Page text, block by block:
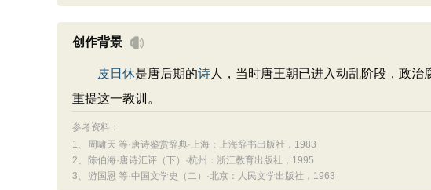
创作背景
皮日休是唐后期的诗人，当时唐王朝已进入动乱阶段，政
重提这一教训。
参考资料：
1、
周啸天 等·唐诗鉴赏辞典·上海：上海辞书出版社，1983
2、
陈伯海·唐诗汇评（下）·杭州：浙江教育出版社，1995
3、 游国恩 等·中国文学史（二）·北京：人民文学出版社，1963